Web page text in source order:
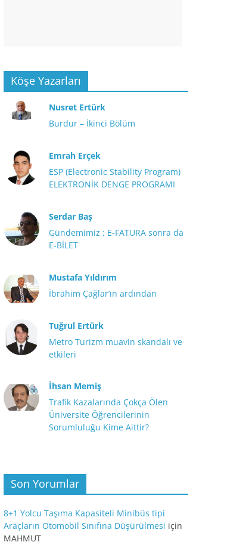
Köşe Yazarları
Nusret Ertürk
Burdur – İkinci Bölüm
Emrah Erçek
ESP (Electronic Stability Program)
ELEKTRONİK DENGE PROGRAMI
Serdar Baş
Gündemimiz ; E-FATURA sonra da
E-BİLET
Mustafa Yıldırım
İbrahim Çağlar’ın ardından
Tuğrul Ertürk
Metro Turizm muavin skandalı ve
etkileri
İhsan Memiş
Trafik Kazalarında Çokça Ölen
Üniversite Öğrencilerinin
Sorumluluğu Kime Aittir?
Son Yorumlar
8+1 Yolcu Taşıma Kapasiteli Minibüs tipi
Araçların Otomobil Sınıfına Düşürülmesi için
MAHMUT